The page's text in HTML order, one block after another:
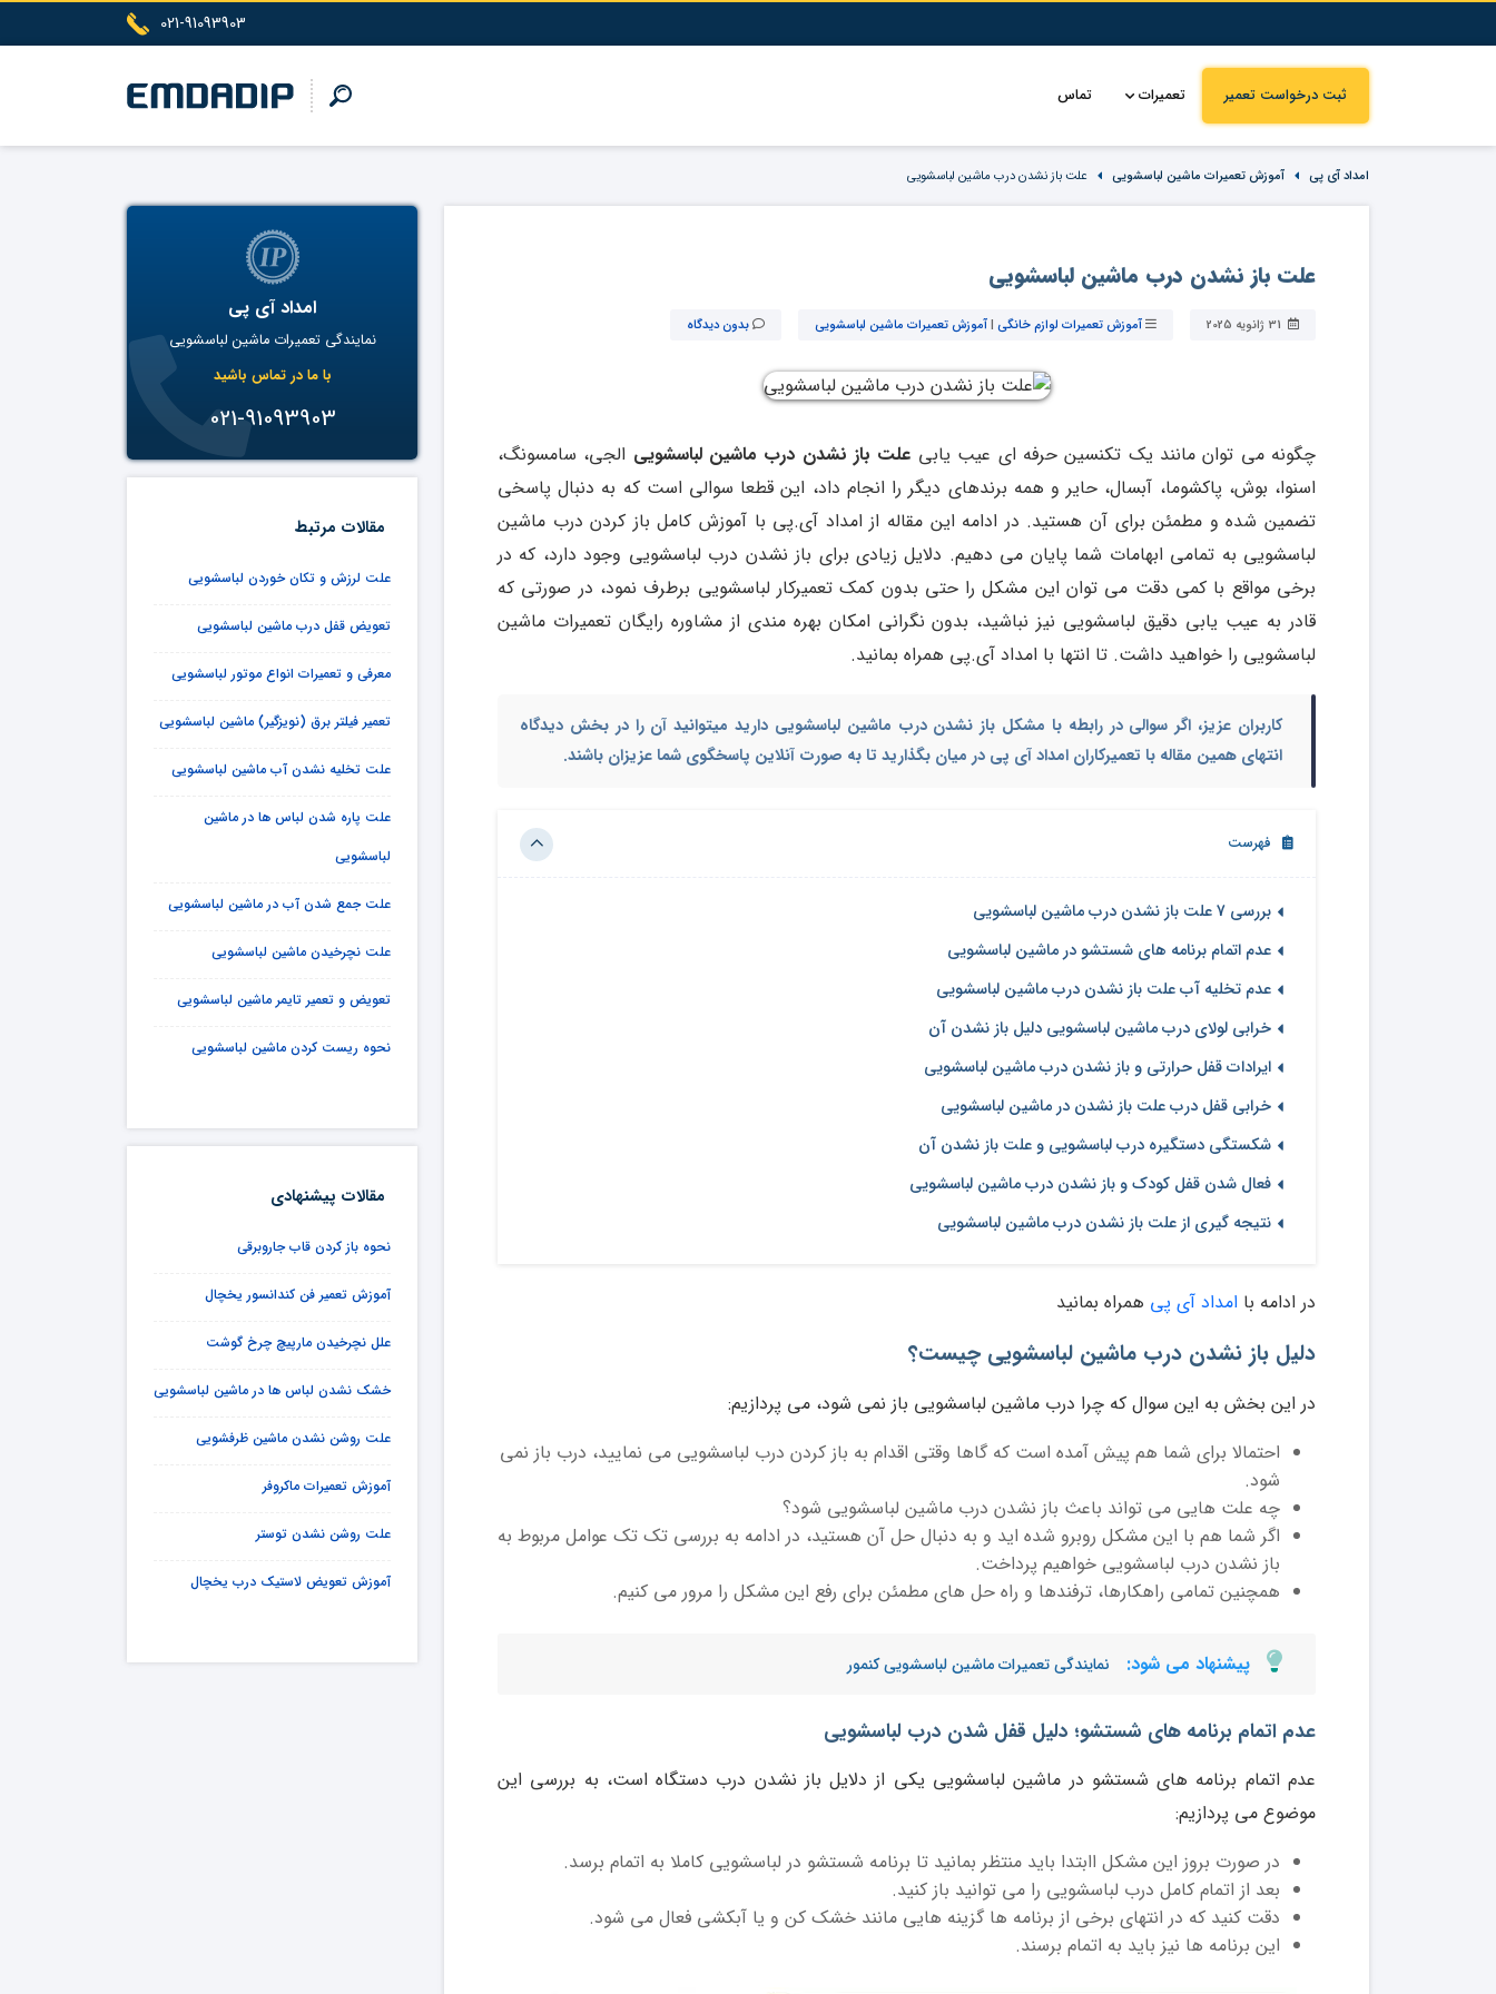
021-91093903
ثبت درخواست تعمیر تعمیرات تماس
امداد آی پی آموزش تعمیرات ماشین لباسشویی علت باز نشدن درب ماشین لباسشویی
علت باز نشدن درب ماشین لباسشویی
آموزش تعمیرات لوازم خانگی |آموزش تعمیرات ماشین لباسشویی بدون دیدگاه
چگونه می توان مانند یک تکنسین حرفه ای عیب یابی علت باز نشدن درب ماشین لباسشویی الجی، سامسونگ،
اسنوا، بوش، پاکشوما، آبسال، حایر و همه برندهای دیگر را انجام داد، این قطعا سوالی است که به دنبال پاسخی
تضمین شده و مطمئن برای آن هستید. در ادامه این مقاله از امداد آی.پی با آموزش کامل باز کردن درب ماشین
لباسشویی به تمامی ابهامات شما پایان می دهیم. دلایل زیادی برای باز نشدن درب لباسشویی وجود دارد، که در
برخی مواقع با کمی دقت می توان این مشکل را حتی بدون کمک تعمیرکار لباسشویی برطرف نمود، در صورتی که
قادر به عیب یابی دقیق لباسشویی نیز نباشید، بدون نگرانی امکان بهره مندی از مشاوره رایگان تعمیرات ماشین
لباسشویی را خواهید داشت. تا انتها با امداد آی.پی همراه بمانید.
کاربران عزیز، اگر سوالی در رابطه با مشکل باز نشدن درب ماشین لباسشویی دارید میتوانید آن را در بخش دیدگاه
انتهای همین مقاله با تعمیرکاران امداد آی پی در میان بگذارید تا به صورت آنلاین پاسخگوی شما عزیزان باشند.
فهرست
بررسی 7 علت باز نشدن درب ماشین لباسشویی
عدم اتمام برنامه های شستشو در ماشین لباسشویی
عدم تخلیه آب علت باز نشدن درب ماشین لباسشویی
خرابی لولای درب ماشین لباسشویی دلیل باز نشدن آن
ایرادات قفل حرارتی و باز نشدن درب ماشین لباسشویی
خرابی قفل درب علت باز نشدن در ماشین لباسشویی
شکستگی دستگیره درب لباسشویی و علت باز نشدن آن
فعال شدن قفل کودک و باز نشدن درب ماشین لباسشویی
نتیجه گیری از علت باز نشدن درب ماشین لباسشویی
در ادامه با امداد آی پی همراه بمانید
دلیل باز نشدن درب ماشین لباسشویی چیست؟
در این بخش به این سوال که چرا درب ماشین لباسشویی باز نمی شود، می پردازیم:
احتمالا برای شما هم پیش آمده است که گاها وقتی اقدام به باز کردن درب لباسشویی می نمایید، درب باز نمی
شود.
چه علت هایی می تواند باعث باز نشدن درب ماشین لباسشویی شود؟
اگر شما هم با این مشکل روبرو شده اید و به دنبال حل آن هستید، در ادامه به بررسی تک تک عوامل مربوط به
باز نشدن درب لباسشویی خواهیم پرداخت.
همچنین تمامی راهکارها، ترفندها و راه حل های مطمئن برای رفع این مشکل را مرور می کنیم.
پیشنهاد می شود: نمایندگی تعمیرات ماشین لباسشویی کنمور
عدم اتمام برنامه های شستشو؛ دلیل قفل شدن درب لباسشویی
عدم اتمام برنامه های شستشو در ماشین لباسشویی یکی از دلایل باز نشدن درب دستگاه است، به بررسی این
موضوع می پردازیم:
در صورت بروز این مشکل اابتدا باید منتظر بمانید تا برنامه شستشو در لباسشویی کاملا به اتمام برسد.
بعد از اتمام کامل درب لباسشویی را می توانید باز کنید.
دقت کنید که در انتهای برخی از برنامه ها گزینه هایی مانند خشک کن و یا آبکشی فعال می شود.
این برنامه ها نیز باید به اتمام برسند.
امداد آی پی
نمایندگی تعمیرات ماشین لباسشویی
با ما در تماس باشید
021-91093903
مقالات مرتبط
علت لرزش و تکان خوردن لباسشویی
تعویض قفل درب ماشین لباسشویی
معرفی و تعمیرات انواع موتور لباسشویی
تعمیر فیلتر برق (نویزگیر) ماشین لباسشویی
علت تخلیه نشدن آب ماشین لباسشویی
علت پاره شدن لباس ها در ماشین
لباسشویی
علت جمع شدن آب در ماشین لباسشویی
علت نچرخیدن ماشین لباسشویی
تعویض و تعمیر تایمر ماشین لباسشویی
نحوه ریست کردن ماشین لباسشویی
مقالات پیشنهادی
نحوه باز کردن قاب جاروبرقی
آموزش تعمیر فن کندانسور یخچال
علل نچرخیدن مارپیچ چرخ گوشت
خشک نشدن لباس ها در ماشین لباسشویی
علت روشن نشدن ماشین ظرفشویی
آموزش تعمیرات ماکروفر
علت روشن نشدن توستر
آموزش تعویض لاستیک درب یخچال